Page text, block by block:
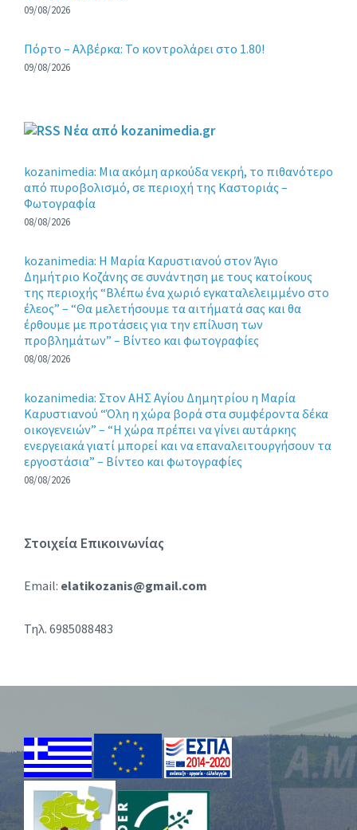
09/08/2026
Πόρτο – Αλβέρκα: Το κοντρολάρει στο 1.80!
09/08/2026
Νέα από kozanimedia.gr
kozanimedia: Μια ακόμη αρκούδα νεκρή, το πιθανότερο
από πυροβολισμό, σε περιοχή της Καστοριάς –
Φωτογραφία
08/08/2026
kozanimedia: Η Μαρία Καρυστιανού στον Άγιο
Δημήτριο Κοζάνης σε συνάντηση με τους κατοίκους
της περιοχής “Βλέπω ένα χωριό εγκαταλελειμμένο στο
έλεος” – “Θα μελετήσουμε τα αιτήματά σας και θα
έρθουμε με προτάσεις για την επίλυση των
προβλημάτων” – Βίντεο και φωτογραφίες
08/08/2026
kozanimedia: Στον ΑΗΣ Αγίου Δημητρίου η Μαρία
Καρυστιανού “Όλη η χώρα βορά στα συμφέροντα δέκα
οικογενειών” – “Η χώρα πρέπει να γίνει αυτάρκης
ενεργειακά γιατί μπορεί και να επαναλειτουργήσουν τα
εργοστάσια” – Βίντεο και φωτογραφίες
08/08/2026
Στοιχεία Επικοινωνίας
Email: elatikozanis@gmail.com
Τηλ. 6985088483